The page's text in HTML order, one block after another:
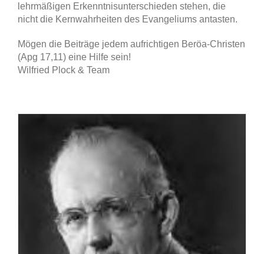
lehrmäßigen Erkenntnisunterschieden stehen, die
nicht die Kernwahrheiten des Evangeliums antasten.
Mögen die Beiträge jedem aufrichtigen Beröa-Christen
(Apg 17,11) eine Hilfe sein!
Wilfried Plock & Team